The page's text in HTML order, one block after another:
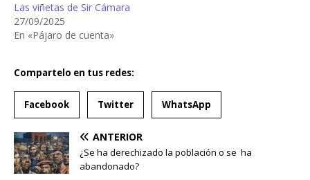
Las viñetas de Sir Cámara
27/09/2025
En «Pájaro de cuenta»
Compartelo en tus redes:
Facebook Twitter WhatsApp
ANTERIOR
¿Se ha derechizado la población o se ha
abandonado?